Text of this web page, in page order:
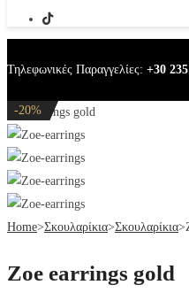
Τηλεφωνικές Παραγγελίες: +30
Zoe earrings gold
-20%
Home>Σκουλαρίκια>Σκουλαρίκια>
Zoe earrings gold
-32%
-20%
-20%
-20%